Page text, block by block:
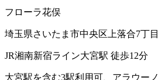
フローラ花俣
埼玉県さいたま市中央区上落合7丁
JR湘南新宿ライン大宮駅 徒歩12分
大宮駅を含む3駅利用可、アラウー